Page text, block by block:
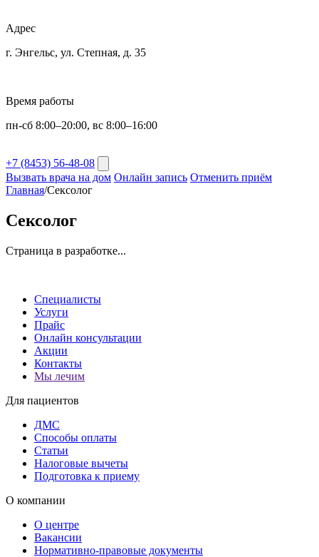
Адрес
г. Энгельс, ул. Степная, д. 35
Время работы
пн-сб 8:00–20:00, вс 8:00–16:00
+7 (8453) 56-48-08
Вызвать врача на дом Онлайн запись Отменить приём
Главная/Сексолог
Сексолог
Страница в разработке...
Специалисты
Услуги
Прайс
Онлайн консультации
Акции
Контакты
Мы лечим
Для пациентов
ДМС
Способы оплаты
Статьи
Налоговые вычеты
Подготовка к приему
О компании
О центре
Вакансии
Нормативно-правовые документы